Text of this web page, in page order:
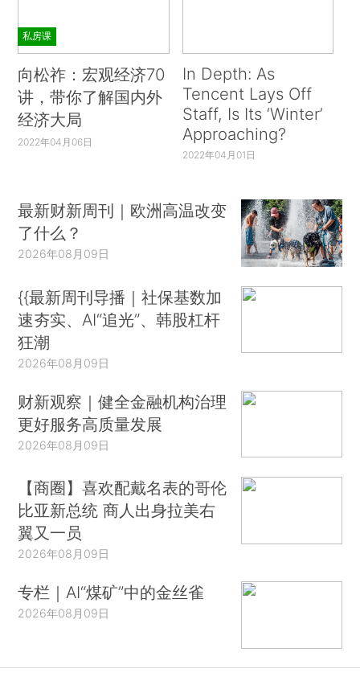
私房课
向松祚：宏观经济70
讲，带你了解国内外
经济大局
2022年04月06日
In Depth: As
Tencent Lays Off
Staff, Is Its ‘Winter’
Approaching?
2022年04月01日
最新财新周刊｜欧洲高温改变
了什么？
2026年08月09日
{{最新周刊导播｜社保基数加
速夯实、AI“追光”、韩股杠杆
狂潮
2026年08月09日
财新观察｜健全金融机构治理
更好服务高质量发展
2026年08月09日
【商圈】喜欢配戴名表的哥伦
比亚新总统 商人出身拉美右
翼又一员
2026年08月09日
专栏｜AI“煤矿”中的金丝雀
2026年08月09日